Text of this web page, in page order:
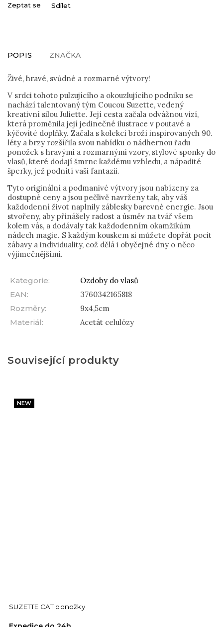
Zeptat se Sdílet
POPIS ZNAČKA
Živé, hravé, svůdné a rozmarné výtvory!
V srdci tohoto pulzujícího a okouzlujícího podniku se
nachází talentovaný tým Coucou Suzette, vedený
kreativní silou Juliette. Její cesta začala odvážnou vizí,
která proměnila její jedinečné ilustrace v poutavé a
kýčovité doplňky. Začala s kolekcí broží inspirovaných 90.
léty a brzy rozšířila svou nabídku o nádhernou řadu
ponožek s hravými a rozmarnými vzory, stylové sponky do
vlasů, které dodají šmrnc každému vzhledu, a nápadité
šperky, jež podnítí vaši fantazii.
Tyto originální a podmanivé výtvory jsou nabízeny za
dostupné ceny a jsou pečlivě navrženy tak, aby váš
každodenní život naplnily záblesky barevné energie. Jsou
stvořeny, aby přinášely radost a úsměv na tvář všem
kolem vás, a dodávaly tak každodenním okamžikům
nádech magie. S každým kouskem si můžete dopřát pocit
zábavy a individuality, což dělá i obyčejné dny o něco
výjimečnějšími.
Kategorie:
Ozdoby do vlasů
EAN:
3760342165818
Rozměry:
9x4,5cm
Materiál: Acetát celulózy
Související produkty
NEW
SUZETTE CAT ponožky